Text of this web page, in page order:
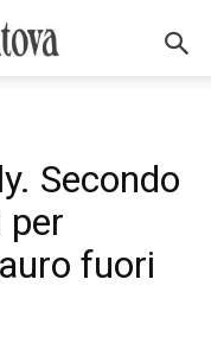
Secondo
per
fuori